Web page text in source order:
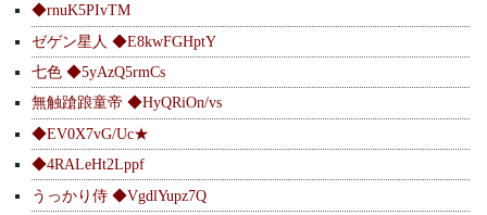
◆rnuK5PIvTM
ゼゲン星人 ◆E8kwFGHptY
七色 ◆5yAzQ5rmCs
無触蹌踉童帝 ◆HyQRiOn/vs
◆EV0X7vG/Uc★
◆4RALeHt2Lppf
うっかり侍 ◆VgdlYupz7Q